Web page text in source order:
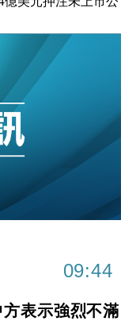
倉儲市場 加快海外
斥21億翻新香港及
前 男子攜槍彈被捕
擴張放慢兼縮減人
援Anthropic租用
度 增鉑金卡級別鎖
珠寶鐘錶銷售升勢
09:44
表示強烈不滿